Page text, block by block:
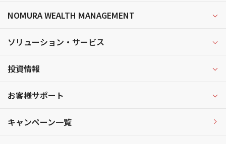
NOMURA WEALTH MANAGEMENT
ソリューション・サービス
投資情報
お客様サポート
キャンペーン一覧